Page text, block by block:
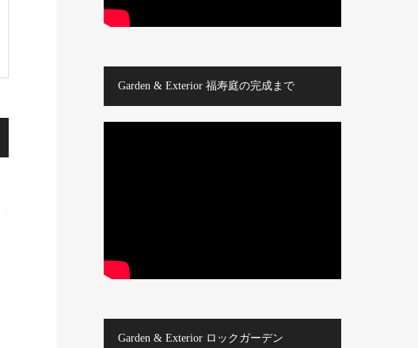
Garden & Exterior 福寿庭の完成まで
Garden & Exterior ロックガーデン